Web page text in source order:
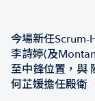
今場新任Scrum-
李詩婷(及
至中鋒位置，與
何芷媛擔任殿衛